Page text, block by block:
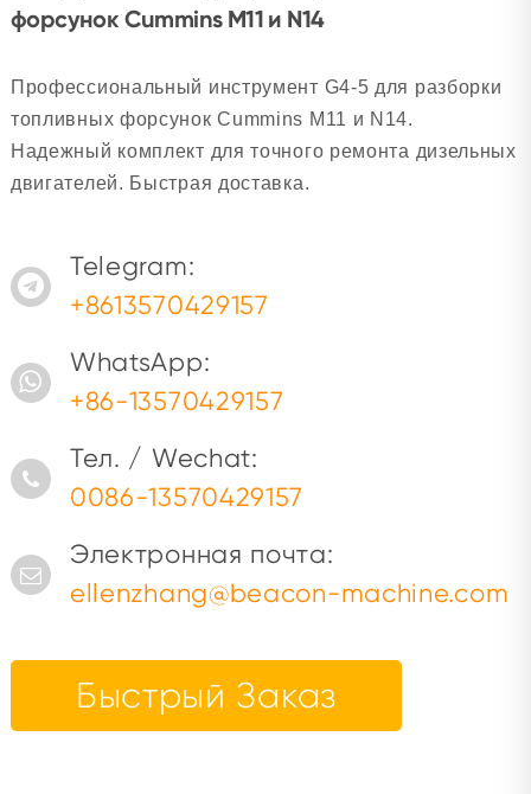
форсунок Cummins M11 и N14
Профессиональный инструмент G4-5 для разборки
топливных форсунок Cummins M11 и N14.
Надежный комплект для точного ремонта дизельных
двигателей. Быстрая доставка.
Telegram:
+8613570429157
WhatsApp:
+86-13570429157
Тел. / Wechat:
0086-13570429157
Электронная почта:
ellenzhang@beacon-machine.com
Быстрый Заказ